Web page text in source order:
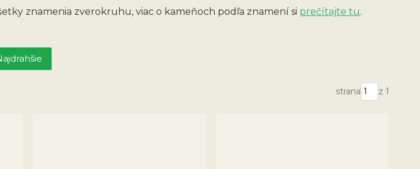
znamenia zverokruhu, viac o kameňoch podľa znamení si prečítajte tu.
strana z 1